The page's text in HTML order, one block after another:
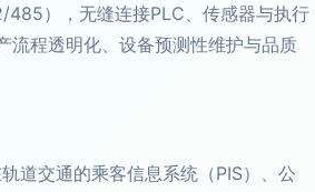
），无缝连接PLC、传感器与执行
流程透明化、设备预测性维护与品质
道交通的乘客信息系统（PIS）、公